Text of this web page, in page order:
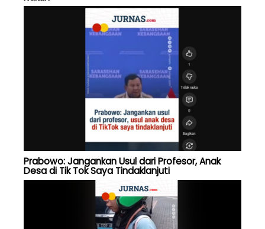
Prabowo: Jangankan Usul dari Profesor, Anak
Desa di Tik Tok Saya Tindaklanjuti